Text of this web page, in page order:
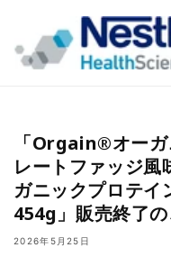
進む
「Orgain®オー
レートファッジ
ガニックプロテイ
454g」販売終了
2026年5月25日